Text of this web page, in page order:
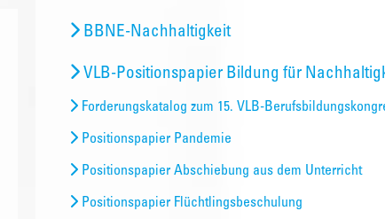
BBNE-Nachhaltigkeit
VLB-Positionspapier Bildung für
Forderungskatalog zum 15. VLB-
Positionspapier Pandemie
Positionspapier Abschiebung aus dem Unterricht
Positionspapier Flüchtlingsbeschulung